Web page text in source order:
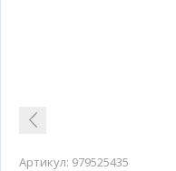
Артикул: 979525435